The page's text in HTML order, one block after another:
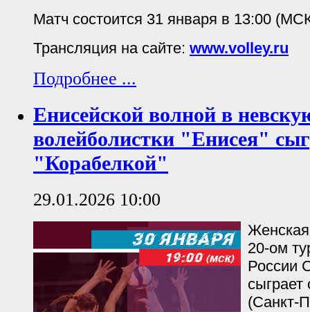
Матч состоится 31 января в 13:00
Трансляция на сайте: www.volley.ru
Подробнее ...
Енисейской волной в
волейболистки "Енисея"
"Корабелкой"
29.01.2026 10:00
20-ом
России
сыграет
(Санкт-